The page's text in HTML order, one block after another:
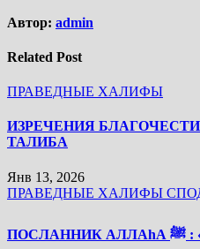
Автор: admin
Related Post
ПРАВЕДНЫЕ ХАЛИФЫ
ИЗРЕЧЕНИЯ
ТАЛИБА
Янв 13, 2026
ПРАВЕДНЫЕ ХАЛИФЫ
ПОСЛАННИК АЛЛАhА ﷺ : «Я ГОРЖУСЬ ТЕМ, ЧТО